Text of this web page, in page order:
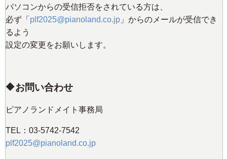
パソコンからの受信拒否をされている方は、
必ず「 plf2025@pianoland.co.jp 」からのメールが受信でき
るよう
設定の変更をお願いします。
🔶お問い合わせ
ピアノランドメイト事務局
TEL：03-5742-7542
plf2025@pianoland.co.jp